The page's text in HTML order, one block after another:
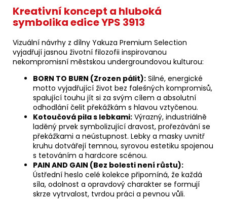
Kreativní koncept a hluboká
symbolika edice YPS 3913
Vizuální návrhy z dílny Yakuza Premium Selection
vyjadřují jasnou životní filozofii inspirovanou
nekompromisní městskou undergroundovou kulturou:
BORN TO BURN (Zrozen pálit): Silné, energické
motto vyjadřující život bez falešných kompromisů,
spalující touhu jít si za svým cílem a absolutní
odhodlání čelit překážkám s hlavou vztyčenou.
Kotoučová pila s lebkami: Výrazný, industriálně
laděný prvek symbolizující dravost, prořezávání se
překážkami a neústupnost. Lebky a masky uvnitř
kruhu dotvářejí temnou, syrovou estetiku spojenou
s tetováním a hardcore scénou.
PAIN AND GAIN (Bez bolesti není růstu):
Ústřední heslo celé kolekce připomíná, že každá
síla, odolnost a opravdový charakter se formují
skrze vytrvalost, tvrdou práci a pevnou vůli.